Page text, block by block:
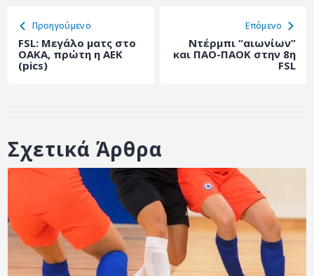
Προηγούμενο
FSL: Μεγάλο ματς στο
ΟΑΚΑ, πρώτη η ΑΕΚ
(pics)
Eπόμενο
Ντέρμπι “αιωνίων”
και ΠΑΟ-ΠΑΟΚ στην 8η
FSL
Σχετικά Άρθρα